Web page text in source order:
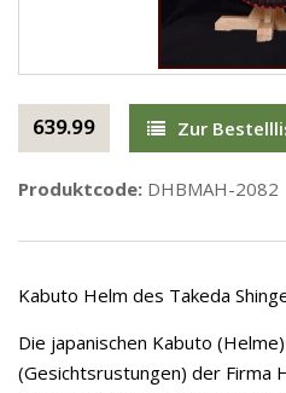
639.99 Zur
Produktcode: DHBMAH-2082
Kabuto Helm des Takeda
Die japanischen Kabuto
(Gesichtsrustungen) der Firma